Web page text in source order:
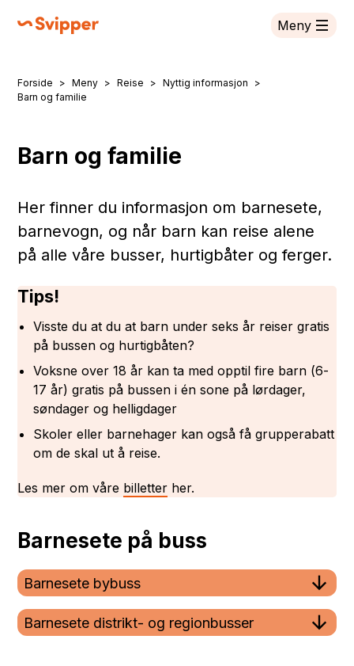
Meny
Du er her:
Forside Meny Reise
Nyttig informasjon
Barn og familie
Barn og familie
Her finner du informasjon om barnesete,
barnevogn, og når barn kan reise alene
på alle våre busser, hurtigbåter og ferger.
Tips!
Visste du at du at barn under seks år reiser gratis
på bussen og hurtigbåten?
Voksne over 18 år kan ta med opptil fire barn (6-
17 år) gratis på bussen i én sone på lørdager,
søndager og helligdager
Skoler eller barnehager kan også få grupperabatt
om de skal ut å reise.
Les mer om våre billetter her.
Barnesete på buss
Barnesete bybuss
Barnesete distrikt- og regionbusser